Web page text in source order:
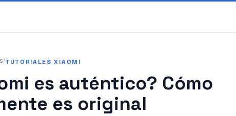
/TUTORIALES XIAOMI
es auténtico? Cómo
es original